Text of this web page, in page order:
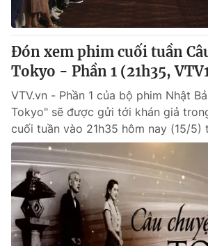
Đón xem phim cuối tuần
Tokyo - Phần 1 (21h35,
VTV.vn - Phần 1 của bộ phim Nhật
Tokyo" sẽ được gửi tới khán giả
cuối tuần vào 21h35 hôm nay (15/5)